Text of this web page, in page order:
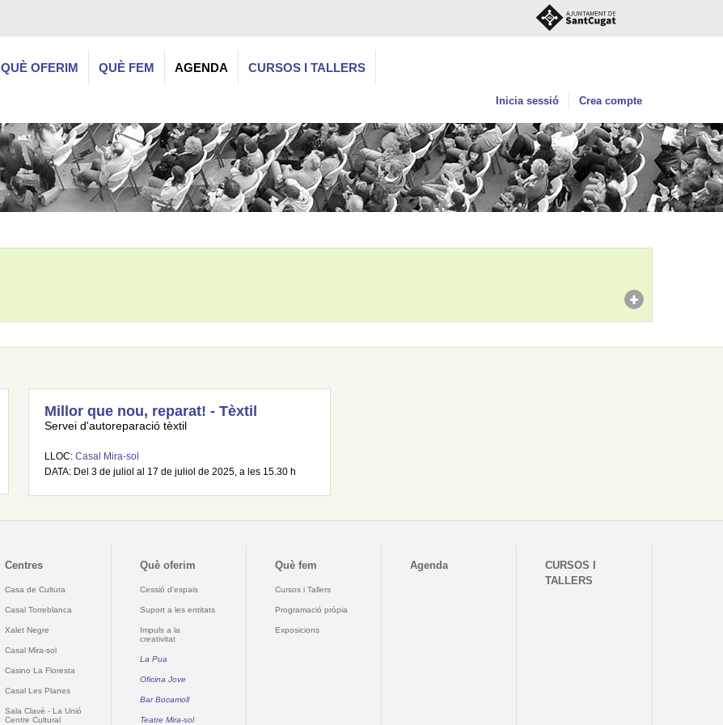
QUÈ OFERIM QUÈ FEM AGENDA CURSOS I TALLERS
Inicia sessió Crea compte
Millor que nou, reparat! - Tèxtil
Servei d'autoreparació tèxtil
LLOC: Casal Mira-sol
DATA: Del 3 de juliol al 17 de juliol de 2025, a les 15.30 h
Centres
Casa de Cultura
Casal Torreblanca
Xalet Negre
Casal Mira-sol
Casino La Floresta
Casal Les Planes
Sala Clavé - La Unió
Centre Cultural
Què oferim
Cessió d'espais
Suport a les entitats
Impuls a la
creativitat
La Pua
Oficina Jove
Bar Bocamoll
Teatre Mira-sol
Què fem
Cursos i Tallers
Programació pròpia
Exposicions
Agenda
CURSOS I
TALLERS